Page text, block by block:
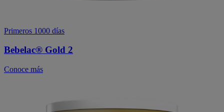
Primeros 1000 días
Bebelac® Gold 2
Conoce más